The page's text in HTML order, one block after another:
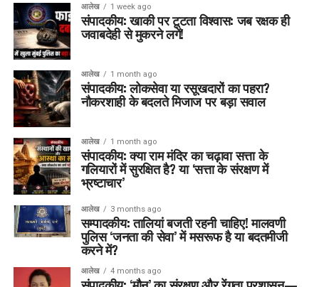
आलेख 1 week ago
संपादकीय: खाकी पर टूटता विश्वास: जब रक्षक ही
जवाबदेही से मुकरने लगें!
आलेख 1 month ago
संपादकीय: लोकसेवा या रसूखदारों का पहरा?
नौकरशाही के बदलते मिजाज पर बड़ा सवाल
आलेख 1 month ago
संपादकीय: क्या राम मंदिर का चढ़ावा सत्ता के
गलियारों में सुरक्षित है? या ‘सत्ता के संरक्षण में
भ्रष्टाचार’
आलेख 3 months ago
सम्पादकीय: तालियां बजती रहनी चाहिए! मालवणी
पुलिस ‘जनता की सेवा’ में मसरूफ है या बदतमीजी
करने में?
आलेख 4 months ago